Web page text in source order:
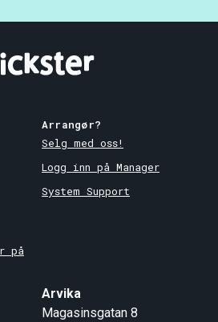
Tickster
på
Arrangør?
Selg med oss!
Logg inn på Manager
System Support
Arvika
Magasinsgatan 8